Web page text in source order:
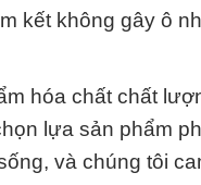
kết không gây ô
hóa chất chất
lựa sản phẩm
và chúng tôi